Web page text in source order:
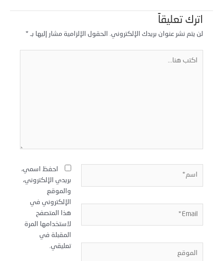
اترك تعليقاً
لن يتم نشر عنوان بريدك الإلكتروني. الحقول الإلزامية مشار إليها بـ
احفظ اسمي،
بريدي الإلكتروني،
والموقع
الإلكتروني في
هذا المتصفح
لاستخدامها المرة
المقبلة في
تعليقي.